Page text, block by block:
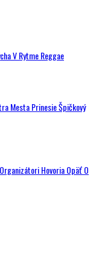
V Rytme Reggae
Mesta Prinesie Špičkový
Hovoria Opäť O